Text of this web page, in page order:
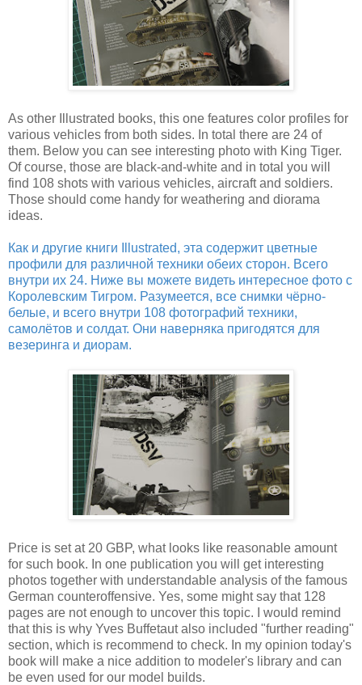
As other Illustrated books, this one features color profiles for
various vehicles from both sides. In total there are 24 of
them. Below you can see interesting photo with King Tiger.
Of course, those are black-and-white and in total you will
find 108 shots with various vehicles, aircraft and soldiers.
Those should come handy for weathering and diorama
ideas.
Как и другие книги Illustrated, эта содержит цветные
профили для различной техники обеих сторон. Всего
внутри их 24. Ниже вы можете видеть интересное фото с
Королевским Тигром. Разумеется, все снимки чёрно-
белые, и всего внутри 108 фотографий техники,
самолётов и солдат. Они наверняка пригодятся для
везеринга и диорам.
Price is set at 20 GBP, what looks like reasonable amount
for such book. In one publication you will get interesting
photos together with understandable analysis of the famous
German counteroffensive. Yes, some might say that 128
pages are not enough to uncover this topic. I would remind
that this is why Yves Buffetaut also included "further reading"
section, which is recommend to check. In my opinion today's
book will make a nice addition to modeler's library and can
be even used for our model builds.